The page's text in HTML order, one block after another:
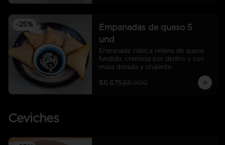
-25%
Empanadas de queso 5
und
Empanada clásica rellena de queso
fundido, cremosa por dentro y con
masa dorada y crujiente.
$6.675$8.900
Ceviches